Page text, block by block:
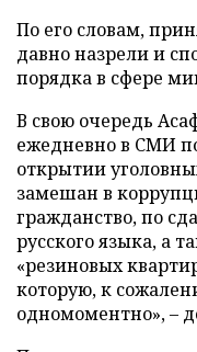
По его словам,
давно назрели и
порядка в сфере
В свою очередь
ежедневно в СМИ
открытии
замешан в
гражданство, по
русского языка, а
«резиновых
которую, к
одномоментно», –